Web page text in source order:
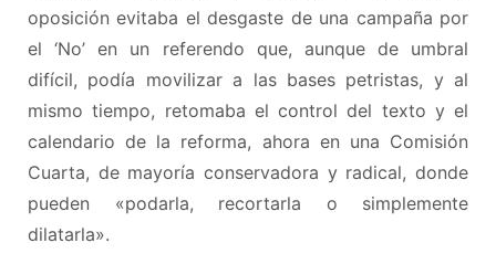
oposición evitaba el desgaste de una campaña por
el ‘No’ en un referendo que, aunque de umbral
difícil, podía movilizar a las bases petristas, y al
mismo tiempo, retomaba el control del texto y el
calendario de la reforma, ahora en una Comisión
Cuarta, de mayoría conservadora y radical, donde
pueden «podarla, recortarla o simplemente
dilatarla».